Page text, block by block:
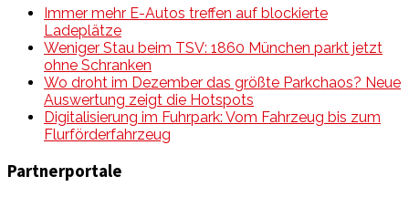
Immer mehr E-Autos treffen auf blockierte
Ladeplätze
Weniger Stau beim TSV: 1860 München parkt jetzt
ohne Schranken
Wo droht im Dezember das größte Parkchaos? Neue
Auswertung zeigt die Hotspots
Digitalisierung im Fuhrpark: Vom Fahrzeug bis zum
Flurförderfahrzeug
Partnerportale